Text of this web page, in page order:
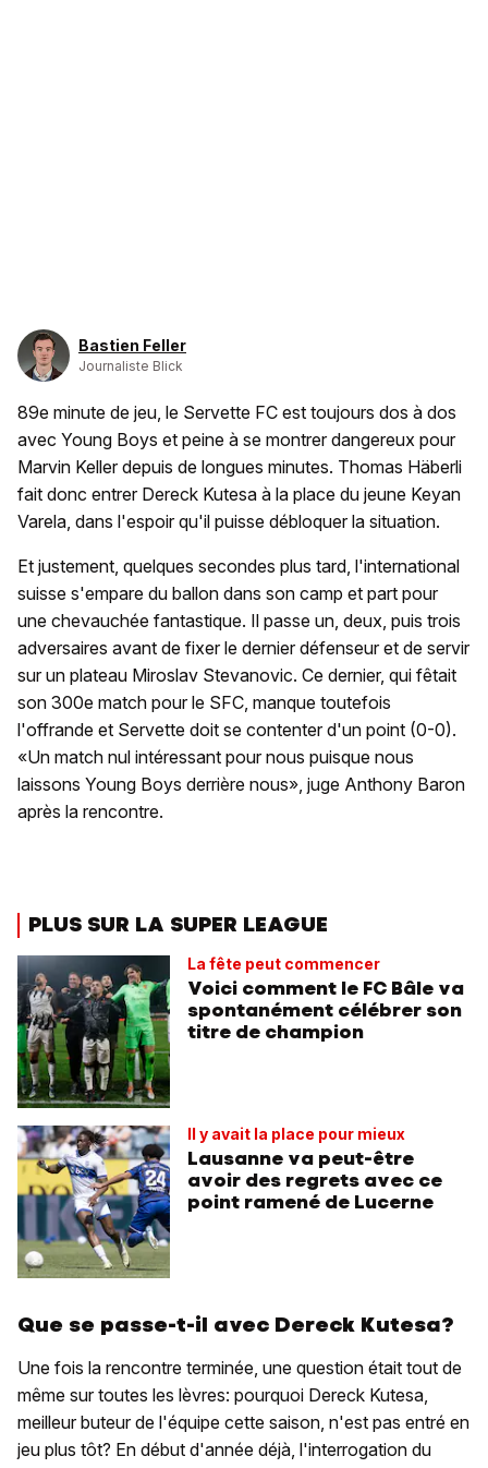
Bastien Feller
Journaliste Blick
89e minute de jeu, le Servette FC est toujours dos à dos
avec Young Boys et peine à se montrer dangereux pour
Marvin Keller depuis de longues minutes. Thomas Häberli
fait donc entrer Dereck Kutesa à la place du jeune Keyan
Varela, dans l'espoir qu'il puisse débloquer la situation.
Et justement, quelques secondes plus tard, l'international
suisse s'empare du ballon dans son camp et part pour
une chevauchée fantastique. Il passe un, deux, puis trois
adversaires avant de fixer le dernier défenseur et de servir
sur un plateau Miroslav Stevanovic. Ce dernier, qui fêtait
son 300e match pour le SFC, manque toutefois
l'offrande et Servette doit se contenter d'un point (0-0).
«Un match nul intéressant pour nous puisque nous
laissons Young Boys derrière nous», juge Anthony Baron
après la rencontre.
PLUS SUR LA SUPER LEAGUE
La fête peut commencer
Voici comment le FC Bâle va
spontanément célébrer son
titre de champion
Il y avait la place pour mieux
Lausanne va peut-être
avoir des regrets avec ce
point ramené de Lucerne
Que se passe-t-il avec Dereck Kutesa?
Une fois la rencontre terminée, une question était tout de
même sur toutes les lèvres: pourquoi Dereck Kutesa,
meilleur buteur de l'équipe cette saison, n'est pas entré en
jeu plus tôt? En début d'année déjà, l'interrogation du